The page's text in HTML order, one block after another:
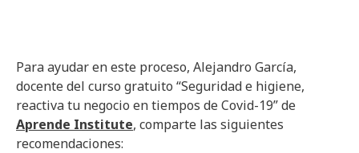
Para ayudar en este proceso, Alejandro García,
docente del curso gratuito “Seguridad e higiene,
reactiva tu negocio en tiempos de Covid-19” de
Aprende Institute, comparte las siguientes
recomendaciones: